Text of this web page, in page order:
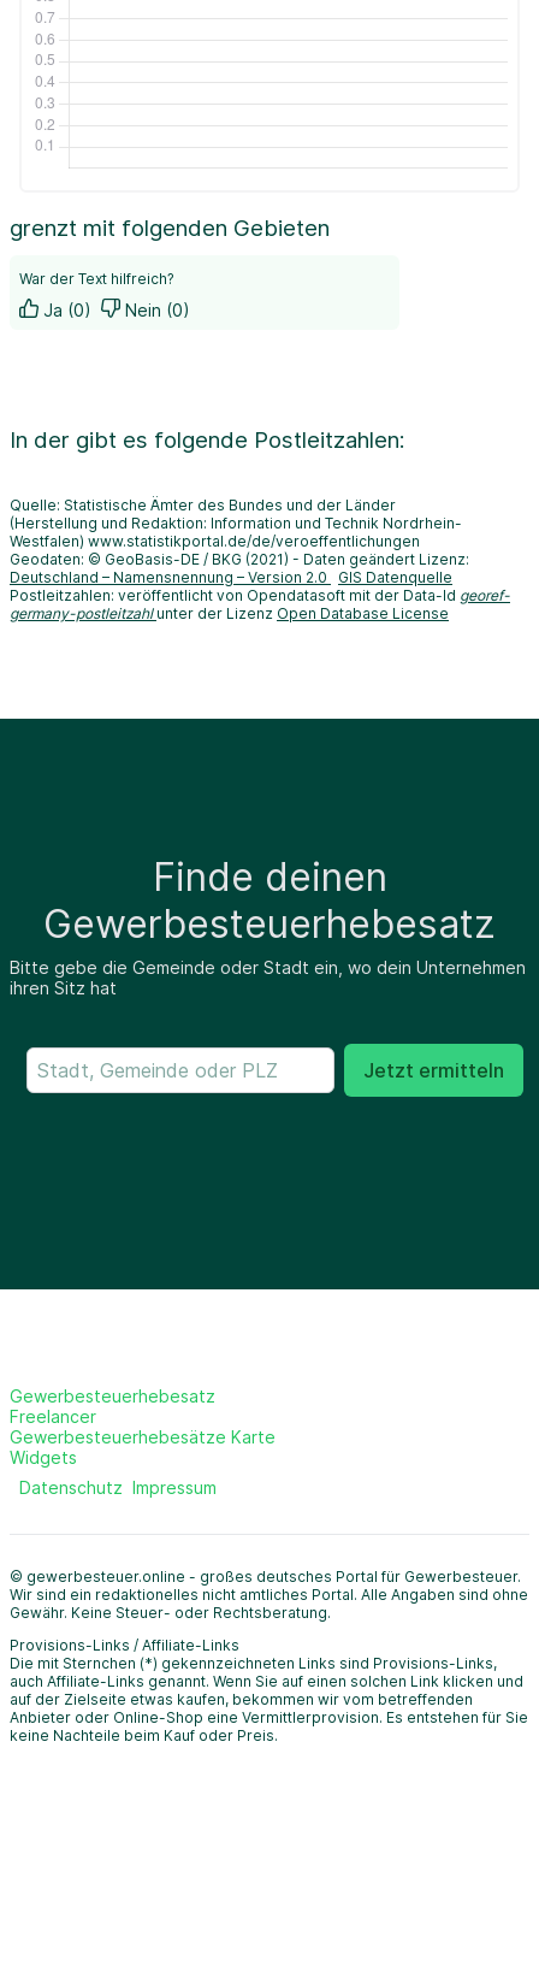
grenzt mit folgenden Gebieten
War der Text hilfreich?
Ja (0) Nein (0)
In der gibt es folgende Postleitzahlen:
Quelle: Statistische Ämter des Bundes und der Länder
(Herstellung und Redaktion: Information und Technik Nordrhein-
Westfalen) www.statistikportal.de/de/veroeffentlichungen
Geodaten: © GeoBasis-DE / BKG (2021) - Daten geändert Lizenz:
Deutschland – Namensnennung – Version 2.0
GIS Datenquelle
Postleitzahlen: veröffentlicht von Opendatasoft mit der Data-Id georef-
germany-postleitzahl unter der Lizenz Open Database License
Finde deinen
Gewerbesteuerhebesatz
Bitte gebe die Gemeinde oder Stadt ein, wo dein Unternehmen
ihren Sitz hat
Jetzt ermitteln
Gewerbesteuerhebesatz
Freelancer
Gewerbesteuerhebesätze Karte
Widgets
Datenschutz Impressum
© gewerbesteuer.online - großes deutsches Portal für Gewerbesteuer.
Wir sind ein redaktionelles nicht amtliches Portal. Alle Angaben sind ohne
Gewähr. Keine Steuer- oder Rechtsberatung.
Provisions-Links / Affiliate-Links
Die mit Sternchen (*) gekennzeichneten Links sind Provisions-Links,
auch Affiliate-Links genannt. Wenn Sie auf einen solchen Link klicken und
auf der Zielseite etwas kaufen, bekommen wir vom betreffenden
Anbieter oder Online-Shop eine Vermittlerprovision. Es entstehen für Sie
keine Nachteile beim Kauf oder Preis.